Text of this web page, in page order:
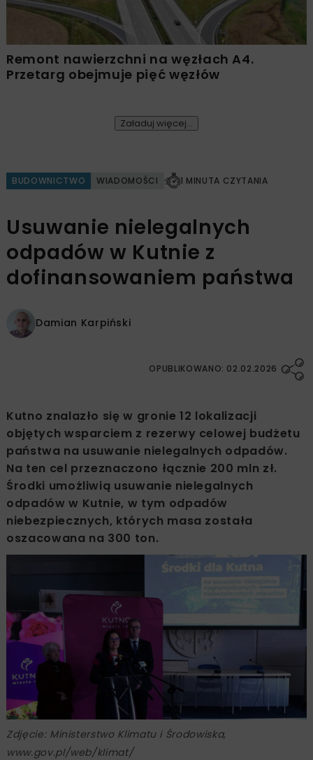
Remont nawierzchni na węzłach A4.
Przetarg obejmuje pięć węzłów
Załaduj więcej...
BUDOWNICTWO WIADOMOŚCI 1 MINUTA CZYTANIA
Usuwanie nielegalnych
odpadów w Kutnie z
dofinansowaniem państwa
Damian Karpiński
OPUBLIKOWANO: 02.02.2026
Kutno znalazło się w gronie 12 lokalizacji
objętych wsparciem z rezerwy celowej budżetu
państwa na usuwanie nielegalnych odpadów.
Na ten cel przeznaczono łącznie 200 mln zł.
Środki umożliwią usuwanie nielegalnych
odpadów w Kutnie, w tym odpadów
niebezpiecznych, których masa została
oszacowana na 300 ton.
Zdjęcie: Ministerstwo Klimatu i Środowiska,
www.gov.pl/web/klimat/